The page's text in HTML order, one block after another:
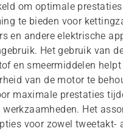
om optimale prestaties
te bieden voor
en andere elektrische
Het gebruik van
en smeermiddelen helpt
van de motor te
maximale prestaties
werkzaamheden. Het
voor zowel tweetakt-